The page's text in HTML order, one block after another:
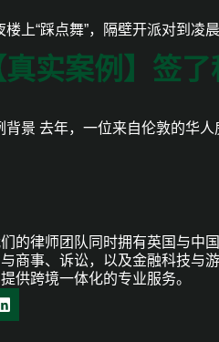
楼上“踩点舞”，隔壁开派对到
真实案例】签
背景 去年，一位来自伦敦的华
的律师团队同时拥有英国与中
商事、诉讼，以及金融科技与
供跨境一体化的专业服务。